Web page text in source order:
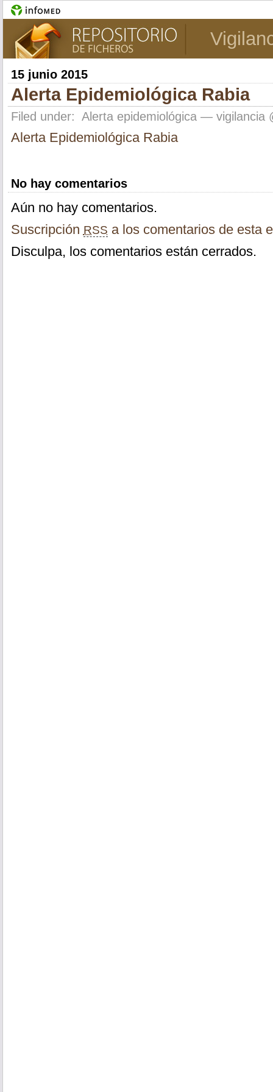
15 junio 2015
Alerta Epidemiológica Rabia
Filed under: Alerta epidemiológica— vigilancia
Alerta Epidemiológica Rabia
No hay comentarios
Aún no hay comentarios.
Suscripción RSS a los comentarios de esta
Disculpa, los comentarios están cerrados.